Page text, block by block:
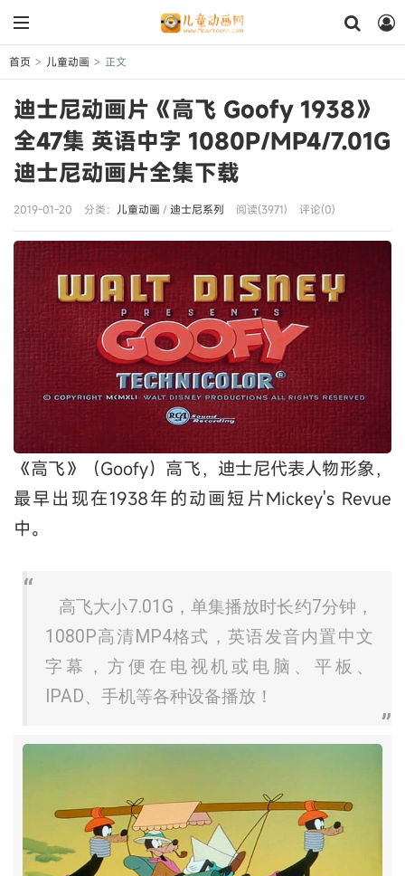
首页 > 儿童动画 > 正文
迪士尼动画片《高飞 Goofy 1938》
全47集 英语中字 1080P/MP4/7.01G
迪士尼动画片全集下载
2019-01-20 分类： 儿童动画 / 迪士尼系列 阅读(3971) 评论(0)
《高飞》（Goofy）高飞，迪士尼代表人物形象，
最早出现在1938年的动画短片Mickey's Revue
中。
高飞大小7.01G，单集播放时长约7分钟，
1080P高清MP4格式，英语发音内置中文
字幕，方便在电视机或电脑、平板、
IPAD、手机等各种设备播放！